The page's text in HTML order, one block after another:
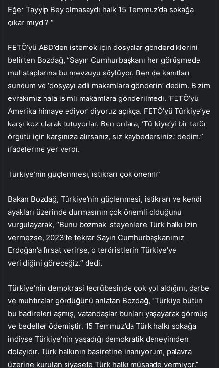
Eğer Tayyip Bey olmasaydı halk 15 Temmuz’da sokağa
çıkar mıydı? “
FETÖ’yü ABD’den istemek için dosyalar gönderdiklerini
belirten Bozdağ, “Sayın Cumhurbaşkanı her görüşmede
muhataplarına bu mevzuyu söylüyor. Ben de kanıtları
sundum ve ‘dosyayı adli makamlara gönderin’ dedim. Bizim
evrakımız hala isimli makamlara gönderilmedi. ‘FETÖ’yü
Amerika himaye ediyor’ diyoruz açıkça. FETÖ’yü Türkiye’ye
karşı koz olarak tutuyorlar. Ben onlara, ‘Türkiye’yi bir terör
örgütü için karşınıza alırsanız, siz kaybedersiniz.’ dedim.”
ifadelerine yer verdi.
Türkiye’nin güçlenmesi, istikrarı çok önemli”
Bakan Bozdağ, Türkiye’nin güçlenmesi, istikrarı ve kendi
ayakları üzerinde durmasının çok önemli olduğunu
vurgulayarak, “Bunu bozmak isteyenlere Türk halkı izin
vermezse, 2023’te tekrar Sayın Cumhurbaşkanımız
Erdoğan’a fırsat verirse, o teröristlerin Türkiye’ye
verildiğini göreceğiz.” dedi.
Türkiye’nin demokrasi tecrübesinde çok yol aldığını, darbe
ve muhtıralar gördüğünü anlatan Bozdağ, “Türkiye bütün
bu badireleri aşmış, vatandaşlar bunları yaşayarak görmüş
ve bedeller ödemiştir. 15 Temmuz’da Türk halkı sokağa
indiyse Türkiye’nin yaşadığı demokratik deneyimden
dolayıdır. Türk halkının basiretine inanıyorum, palavra
üzerine kurulan siyasete Türk halkı müsaade vermiyor.”